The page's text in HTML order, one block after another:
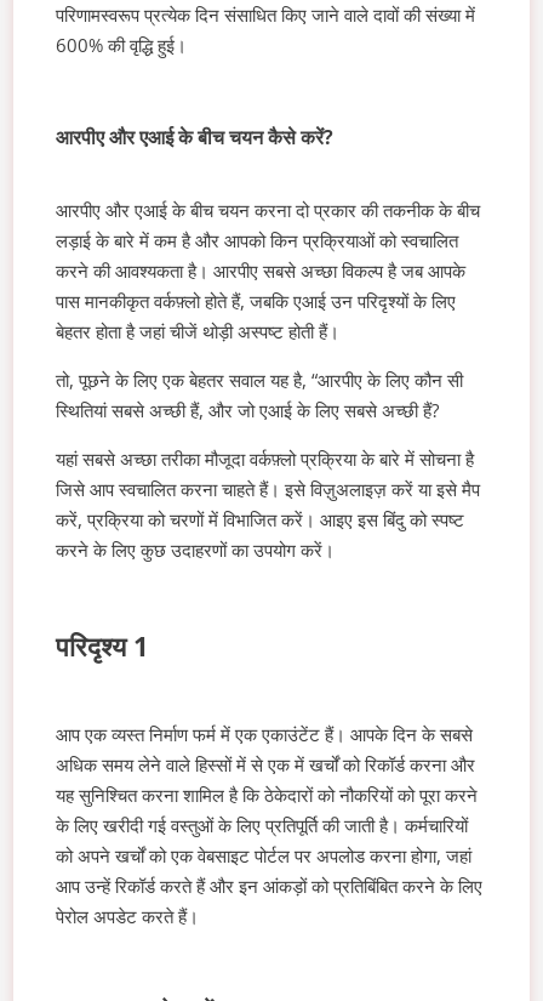
परिणामस्वरूप प्रत्येक दिन संसाधित किए जाने वाले दावों की संख्या में
600% की वृद्धि हुई।
आरपीए और एआई के बीच चयन कैसे करें?
आरपीए और एआई के बीच चयन करना दो प्रकार की तकनीक के बीच
लड़ाई के बारे में कम है और आपको किन प्रक्रियाओं को स्वचालित
करने की आवश्यकता है। आरपीए सबसे अच्छा विकल्प है जब आपके
पास मानकीकृत वर्कफ़्लो होते हैं, जबकि एआई उन परिदृश्यों के लिए
बेहतर होता है जहां चीजें थोड़ी अस्पष्ट होती हैं।
तो, पूछने के लिए एक बेहतर सवाल यह है, “आरपीए के लिए कौन सी
स्थितियां सबसे अच्छी हैं, और जो एआई के लिए सबसे अच्छी हैं?
यहां सबसे अच्छा तरीका मौजूदा वर्कफ़्लो प्रक्रिया के बारे में सोचना है
जिसे आप स्वचालित करना चाहते हैं। इसे विज़ुअलाइज़ करें या इसे मैप
करें, प्रक्रिया को चरणों में विभाजित करें। आइए इस बिंदु को स्पष्ट
करने के लिए कुछ उदाहरणों का उपयोग करें।
परिदृश्य 1
आप एक व्यस्त निर्माण फर्म में एक एकाउंटेंट हैं। आपके दिन के सबसे
अधिक समय लेने वाले हिस्सों में से एक में खर्चों को रिकॉर्ड करना और
यह सुनिश्चित करना शामिल है कि ठेकेदारों को नौकरियों को पूरा करने
के लिए खरीदी गई वस्तुओं के लिए प्रतिपूर्ति की जाती है। कर्मचारियों
को अपने खर्चों को एक वेबसाइट पोर्टल पर अपलोड करना होगा, जहां
आप उन्हें रिकॉर्ड करते हैं और इन आंकड़ों को प्रतिबिंबित करने के लिए
पेरोल अपडेट करते हैं।